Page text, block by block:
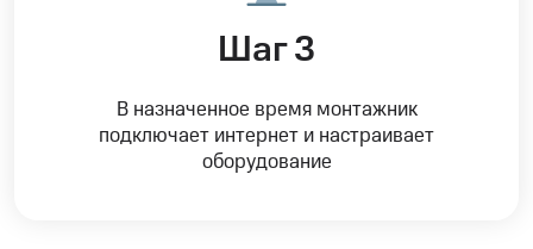
Шаг 3
В назначенное время монтажник
подключает интернет и настраивает
оборудование